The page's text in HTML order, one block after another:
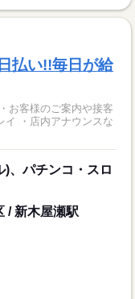
払い!!毎日が給
お客様のご案内や接客
イ ・店内アナウンスな
)、パチンコ・スロ
/ 新木屋瀬駅